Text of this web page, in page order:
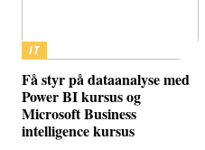
IT
Få styr på dataanalyse med
Power BI kursus og
Microsoft Business
intelligence kursus